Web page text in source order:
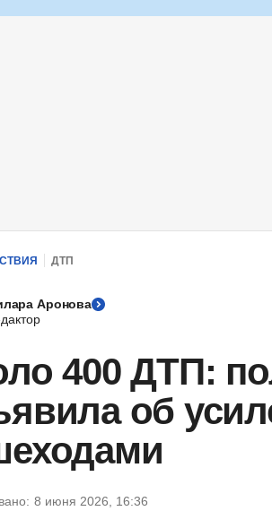
ДТП
Аронова
400 ДТП:
об
8 июня 2026, 16:36